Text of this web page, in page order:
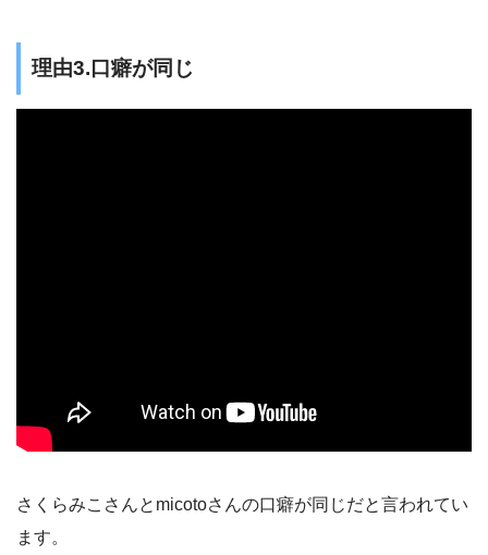
理由3.口癖が同じ
さくらみこさんとmicotoさんの口癖が同じだと言われてい
ます。